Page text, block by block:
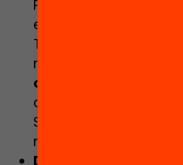
Per tant, no tinguem
el temps necessari a
Triar un llibre és un
mateix temps, un
codificat
. Aprendre
aprendre a triar i a
Si els donem models
nosaltres, podran